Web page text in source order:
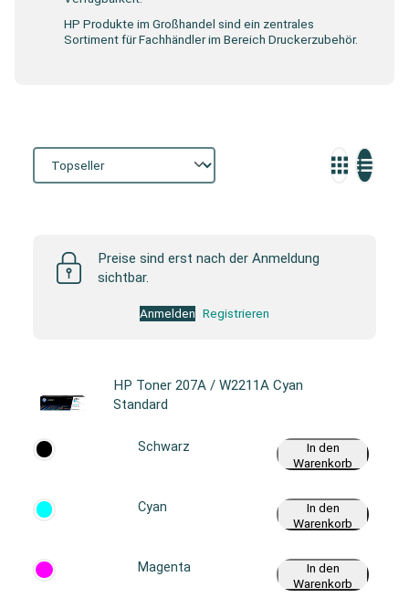
HP Produkte im Großhandel sind ein zentrales
Sortiment für Fachhändler im Bereich Druckerzubehör.
Preise sind erst nach der Anmeldung
sichtbar.
Anmelden Registrieren
HP Toner 207A / W2211A Cyan
Standard
Cyan
In den
Warenkorb
Magenta
In den
Warenkorb
Schwarz
In den
Warenkorb